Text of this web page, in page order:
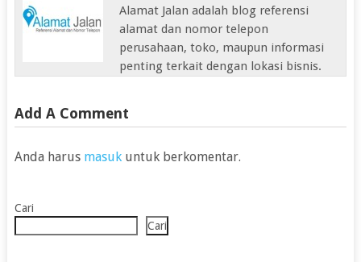
Alamat Jalan adalah blog referensi
alamat dan nomor telepon
perusahaan, toko, maupun informasi
penting terkait dengan lokasi bisnis.
Add A Comment
Anda harus masukuntuk berkomentar.
Cari
Cari